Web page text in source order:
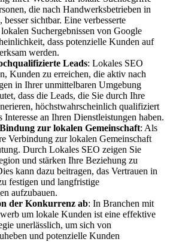
die nach Handwerksbetrieben in
sichtbar. Eine verbesserte
Suchergebnissen von Google
dass potenzielle Kunden auf
werden.
Leads: Lokales SEO
Kunden zu erreichen, die aktiv nach
in Ihrer unmittelbaren Umgebung
dass die Leads, die Sie durch Ihre
höchstwahrscheinlich qualifiziert
Interesse an Ihren Dienstleistungen haben.
zur lokalen Gemeinschaft: Als
Verbindung zur lokalen Gemeinschaft
Durch Lokales SEO zeigen Sie
und stärken Ihre Beziehung zu
kann dazu beitragen, das Vertrauen in
festigen und langfristige
aufzubauen.
der Konkurrenz ab: In Branchen mit
um lokale Kunden ist eine effektive
unerlässlich, um sich von
und potenzielle Kunden